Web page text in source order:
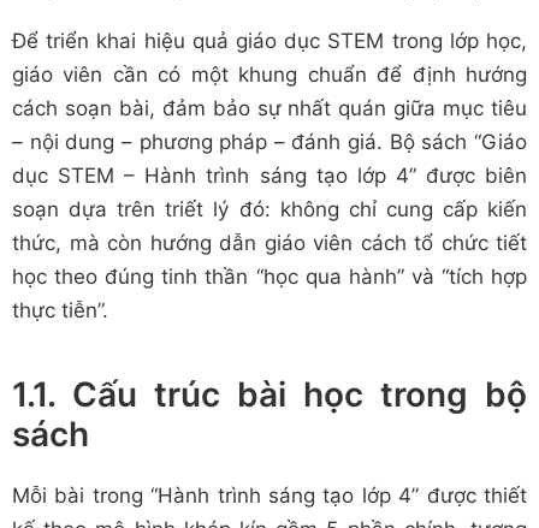
Để triển khai hiệu quả giáo dục STEM trong lớp học,
giáo viên cần có một khung chuẩn để định hướng
cách soạn bài, đảm bảo sự nhất quán giữa mục tiêu
– nội dung – phương pháp – đánh giá. Bộ sách “Giáo
dục STEM – Hành trình sáng tạo lớp 4” được biên
soạn dựa trên triết lý đó: không chỉ cung cấp kiến
thức, mà còn hướng dẫn giáo viên cách tổ chức tiết
học theo đúng tinh thần “học qua hành” và “tích hợp
thực tiễn”.
1.1. Cấu trúc bài học trong bộ
sách
Mỗi bài trong “Hành trình sáng tạo lớp 4” được thiết